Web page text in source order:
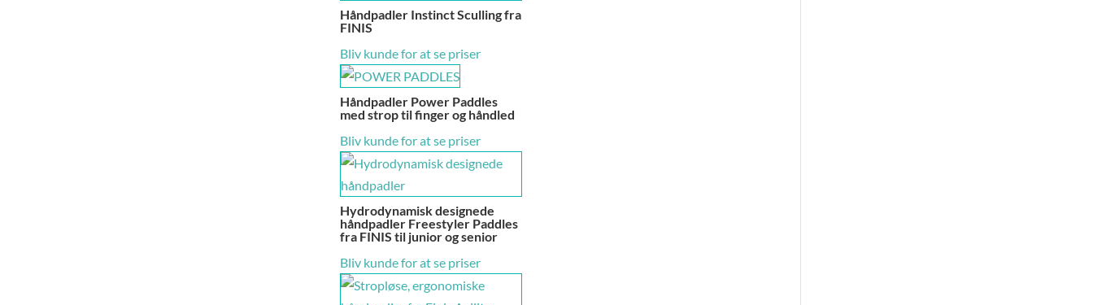
Håndpadler Instinct Sculling fra
FINIS
Bliv kunde for at se priser
Håndpadler Power Paddles
med strop til finger og håndled
Bliv kunde for at se priser
Hydrodynamisk designede
håndpadler Freestyler Paddles
fra FINIS til junior og senior
Bliv kunde for at se priser